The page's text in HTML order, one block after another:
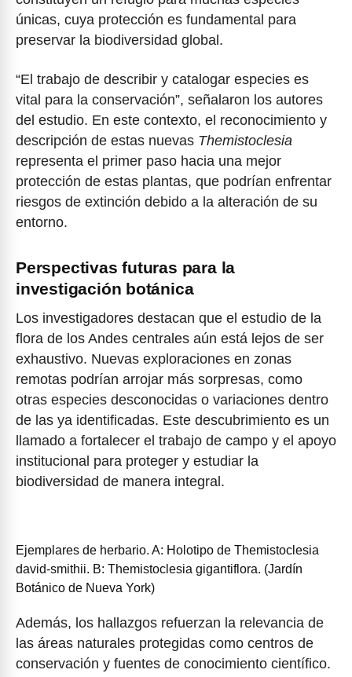
únicas, cuya protección es fundamental para
preservar la biodiversidad global.
“El trabajo de describir y catalogar especies es
vital para la conservación”, señalaron los autores
del estudio. En este contexto, el reconocimiento y
descripción de estas nuevas Themistoclesia
representa el primer paso hacia una mejor
protección de estas plantas, que podrían enfrentar
riesgos de extinción debido a la alteración de su
entorno.
Perspectivas futuras para la
investigación botánica
Los investigadores destacan que el estudio de la
flora de los Andes centrales aún está lejos de ser
exhaustivo. Nuevas exploraciones en zonas
remotas podrían arrojar más sorpresas, como
otras especies desconocidas o variaciones dentro
de las ya identificadas. Este descubrimiento es un
llamado a fortalecer el trabajo de campo y el apoyo
institucional para proteger y estudiar la
biodiversidad de manera integral.
Ejemplares de herbario. A: Holotipo de Themistoclesia
david-smithii. B: Themistoclesia gigantiflora. (Jardín
Botánico de Nueva York)
Además, los hallazgos refuerzan la relevancia de
las áreas naturales protegidas como centros de
conservación y fuentes de conocimiento científico.